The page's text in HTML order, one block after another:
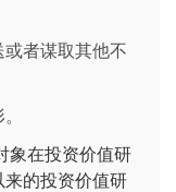
或者谋取其他不
象在投资价值研
的投资价值研